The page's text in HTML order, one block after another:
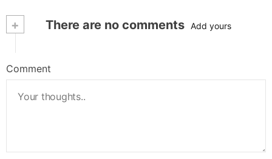
+ There are no comments Add yours
Comment